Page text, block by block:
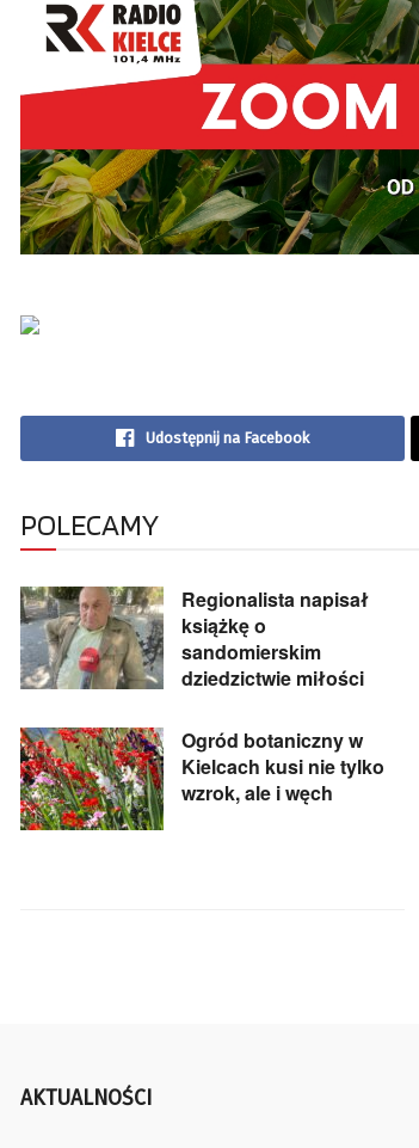
Udostępnij na Facebook
POLECAMY
Regionalista napisał
książkę o
sandomierskim
dziedzictwie miłości
Ogród botaniczny w
Kielcach kusi nie tylko
wzrok, ale i węch
AKTUALNOŚCI